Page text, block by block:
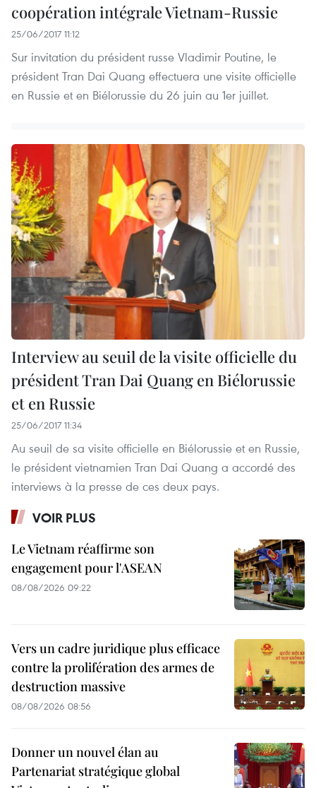
coopération intégrale Vietnam-Russie
25/06/2017 11:12
Sur invitation du président russe Vladimir Poutine, le
président Tran Dai Quang effectuera une visite officielle
en Russie et en Biélorussie du 26 juin au 1er juillet.
Interview au seuil de la visite officielle du
président Tran Dai Quang en Biélorussie
et en Russie
25/06/2017 11:34
Au seuil de sa visite officielle en Biélorussie et en Russie,
le président vietnamien Tran Dai Quang a accordé des
interviews à la presse de ces deux pays.
VOIR PLUS
Le Vietnam réaffirme son
engagement pour l'ASEAN
08/08/2026 09:22
Vers un cadre juridique plus efficace
contre la prolifération des armes de
destruction massive
08/08/2026 08:56
Donner un nouvel élan au
Partenariat stratégique global